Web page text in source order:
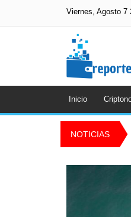
Viernes, Agosto 7
Inicio
NOTICIAS